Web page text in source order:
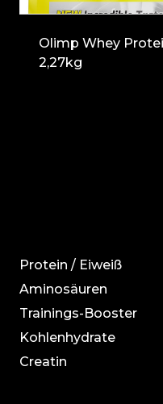
Olimp Whey
2,27kg
Protein / Eiweiß
Aminosäuren
Trainings-Booster
Kohlenhydrate
Creatin